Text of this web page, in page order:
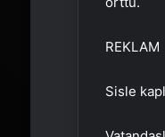
REKLAM
Sisle